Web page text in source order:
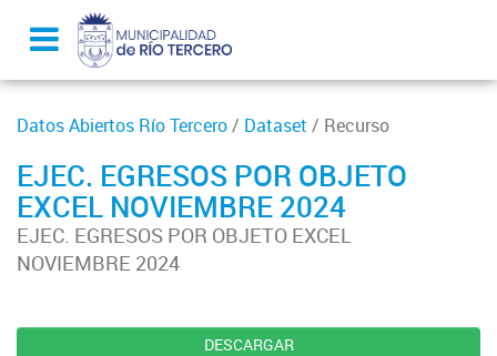
Datos Abiertos Río Tercero/ Dataset / Recurso
EJEC. EGRESOS POR OBJETO
EXCEL NOVIEMBRE 2024
EJEC. EGRESOS POR OBJETO EXCEL
NOVIEMBRE 2024
DESCARGAR